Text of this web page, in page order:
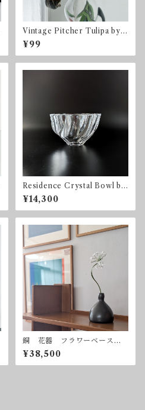
Vintage Pitcher Tulipa by
Ulrica Hydman Vallien for
Kosta Boda
¥99
Residence Crystal Bowl by
Olle Alberius for Orrefors
¥14,300
銅 花器 フラワーベース
黒川雅之
¥38,500